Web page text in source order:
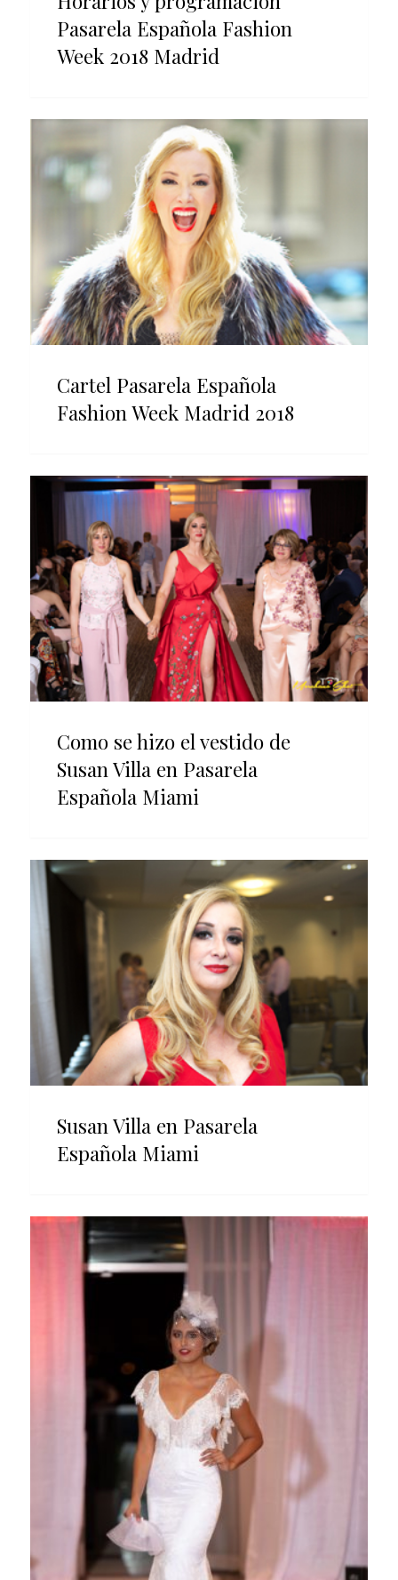
Pasarela Española Fashion
Week 2018 Madrid
Cartel Pasarela Española
Fashion Week Madrid 2018
Como se hizo el vestido de
Susan Villa en Pasarela
Española Miami
Susan Villa en Pasarela
Española Miami